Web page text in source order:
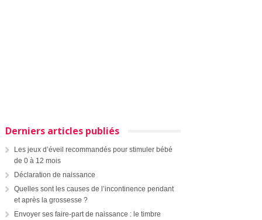
Derniers articles publiés
Les jeux d’éveil recommandés pour stimuler bébé
de 0 à 12 mois
Déclaration de naissance
Quelles sont les causes de l’incontinence pendant
et après la grossesse ?
Envoyer ses faire-part de naissance : le timbre